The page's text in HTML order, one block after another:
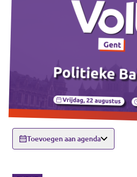
Toevoegen aan agenda